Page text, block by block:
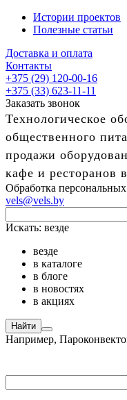
Истории проектов
Полезные статьи
Доставка и оплата
Контакты
+375 (29) 120-00-16
+375 (33) 623-11-11
Заказать звонок
Технологическое
общественного
продажи
кафе и ресторанов
Обработка
vels@vels.by
Искать: везде
везде
в каталоге
в блоге
в новостях
в акциях
Найти
Например,